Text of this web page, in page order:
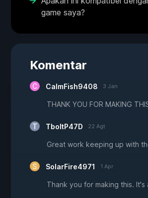
game saya?
Komentar
CalmFish9408 3 Jan
THANK YOU FOR MAKING
TboltP47D 22 Agt
Great work keeping up with
SolarFire4971 1 Apr
Thank you for making this. It's